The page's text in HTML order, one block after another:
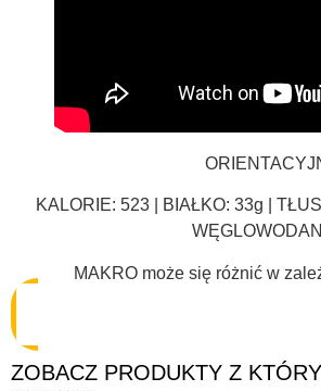
KALORIE: 523 | BIAŁKO: 33g |
MAKRO może się różnić w
ZOBACZ PRODUKTY Z